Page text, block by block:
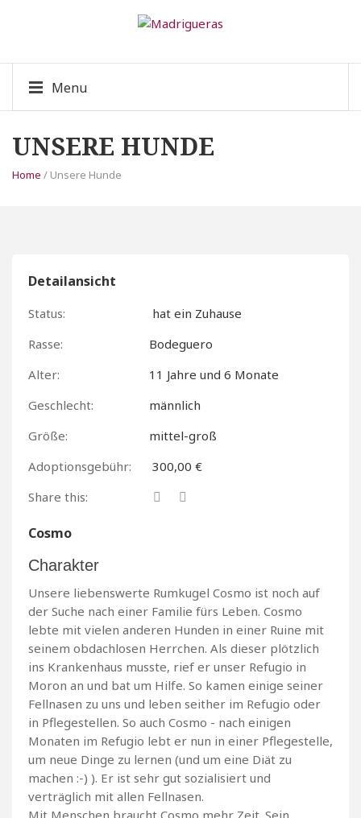
Menu
UNSERE HUNDE
Home / Unsere Hunde
Detailansicht
Status:
hat ein Zuhause
Rasse:
Bodeguero
Alter:
11 Jahre und 6 Monate
Geschlecht:
männlich
Größe:
mittel-groß
Adoptionsgebühr:
300,00 €
Share this:
Cosmo
Charakter
Unsere liebenswerte Rumkugel Cosmo ist noch auf
der Suche nach einer Familie fürs Leben. Cosmo
lebte mit vielen anderen Hunden in einer Ruine mit
seinem obdachlosen Herrchen. Als dieser plötzlich
ins Krankenhaus musste, rief er unser Refugio in
Moron an und bat um Hilfe. So kamen einige seiner
Fellnasen zu uns und leben seither im Refugio oder
in Pflegestellen. So auch Cosmo - nach einigen
Monaten im Refugio lebt er nun in einer Pflegestelle,
um neue Dinge zu lernen (und um eine Diät zu
machen :-) ). Er ist sehr gut sozialisiert und
verträglich mit allen Fellnasen.